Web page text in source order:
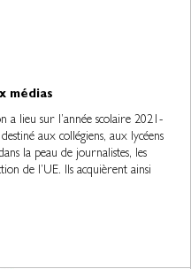
médias
lieu sur l’année scolaire 2021-
aux collégiens, aux lycéens
la peau de journalistes, les
de l’UE. Ils acquièrent ainsi